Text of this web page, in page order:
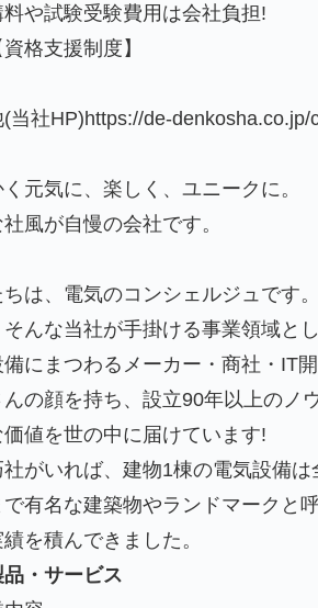
や試験受験費用は会社負担!
格支援制度】
(当社HP)https://de-denkosha.co.jp/
く元気に、楽しく、ユニークに。
風が自慢の会社です。
ちは、電気のコンシェルジュです。
そんな当社が手掛ける事業領域とし
備にまつわるメーカー・商社・IT
んの顔を持ち、設立90年以上のノ
値を世の中に届けています!
社がいれば、建物1棟の電気設備は
で有名な建築物やランドマークと
を積んできました。
品・サービス